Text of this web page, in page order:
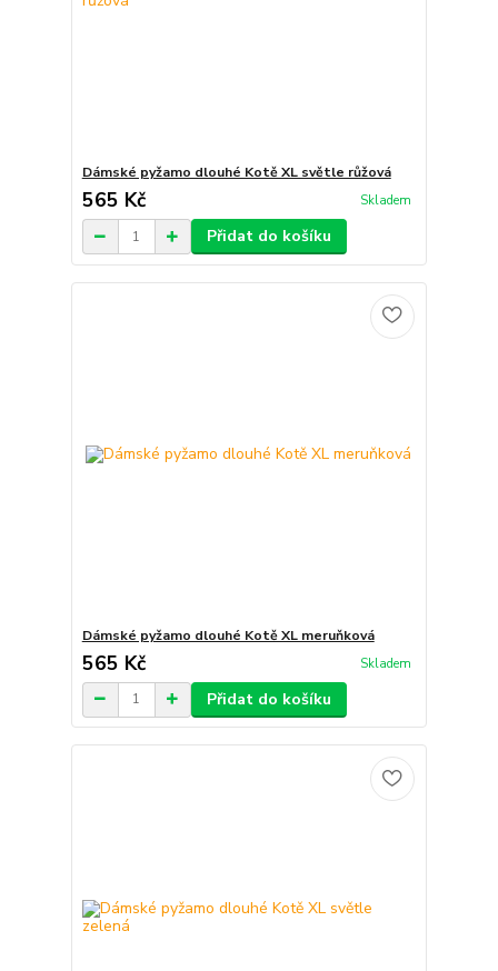
Dámské pyžamo dlouhé Kotě XL světle růžová
565 Kč Skladem
Přidat do košíku
Dámské pyžamo dlouhé Kotě XL meruňková
565 Kč Skladem
Přidat do košíku